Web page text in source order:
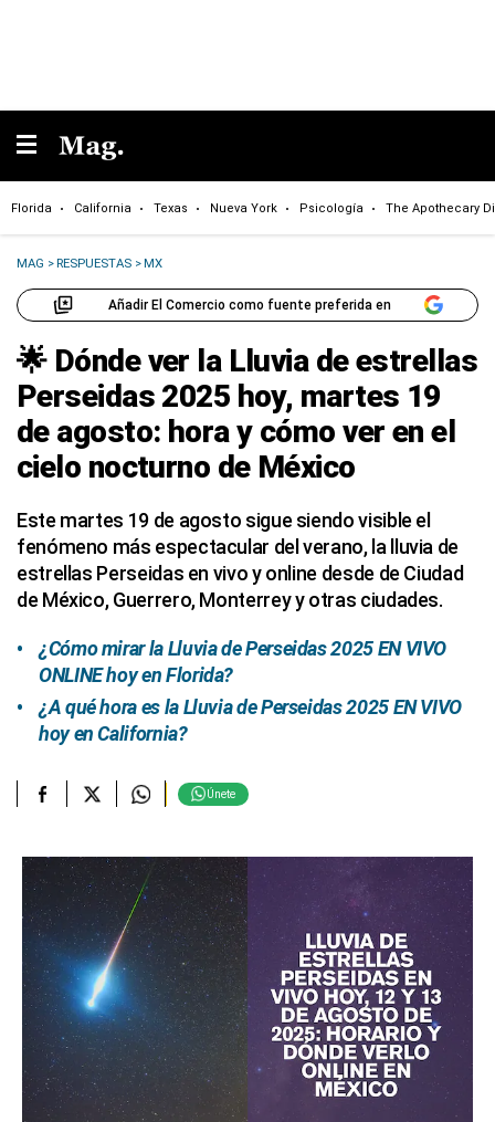
Florida California Texas Nueva York Psicología The Apothecary
MAG >RESPUESTAS >MX
Añadir El Comercio como fuente preferida en
🌟 Dónde ver la Lluvia de estrellas
Perseidas 2025 hoy, martes 19
de agosto: hora y cómo ver en el
cielo nocturno de México
Este martes 19 de agosto sigue siendo visible el
fenómeno más espectacular del verano, la lluvia de
estrellas Perseidas en vivo y online desde de Ciudad
de México, Guerrero, Monterrey y otras ciudades.
¿Cómo mirar la Lluvia de Perseidas 2025 EN VIVO
ONLINE hoy en Florida?
¿A qué hora es la Lluvia de Perseidas 2025 EN VIVO
hoy en California?
Únete